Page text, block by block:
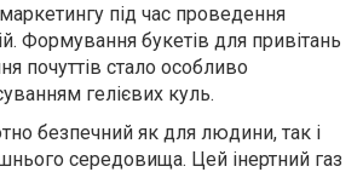
під час проведення
Формування букетів для привітань
почуттів стало особливо
гелієвих куль.
безпечний як для людини, так і
середовища. Цей інертний газ